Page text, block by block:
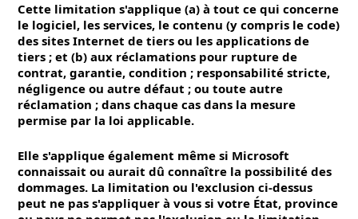
Cette limitation s'applique (a) à tout ce qui concerne
le logiciel, les services, le contenu (y compris le code)
des sites Internet de tiers ou les applications de
tiers ; et (b) aux réclamations pour rupture de
contrat, garantie, condition ; responsabilité stricte,
négligence ou autre défaut ; ou toute autre
réclamation ; dans chaque cas dans la mesure
permise par la loi applicable.
Elle s'applique également même si Microsoft
connaissait ou aurait dû connaître la possibilité des
dommages. La limitation ou l'exclusion ci-dessus
peut ne pas s'appliquer à vous si votre État, province